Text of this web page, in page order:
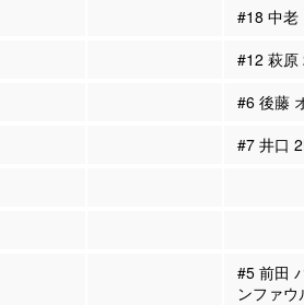
#18 中
#12 萩原
#6 後藤
#7 井口
#5 前田
ンファウ